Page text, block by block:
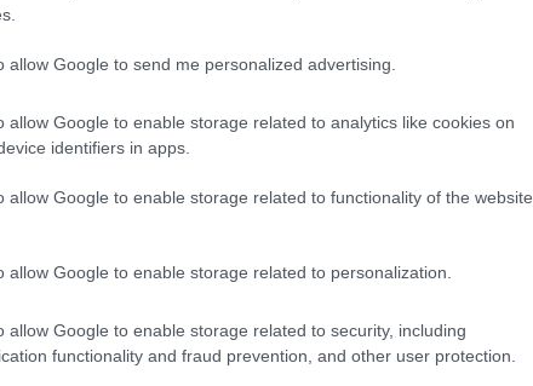
allow Google to send me personalized advertising.
allow Google to enable storage related to analytics like cookies on
identifiers in apps.
allow Google to enable storage related to functionality of the website
allow Google to enable storage related to personalization.
allow Google to enable storage related to security, including
functionality and fraud prevention, and other user protection.
η Συρία
πως ένας μαχητής της Χεζμπολάχ
κοντά στα σύνορα Συρίας-Λιβάνου,
σε υποστήριξη του συριακού
Πέμπτη, πλήγματα εναντίον στόχων
αναφέρει πως θέσεις φιλοϊρανικών
είχαν τεθεί στο στόχαστρο και είχε